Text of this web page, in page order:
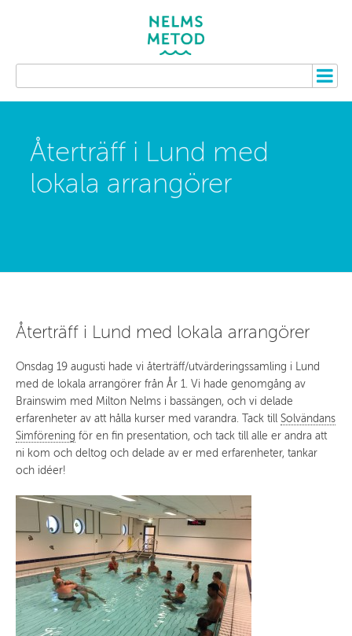
Återträff i Lund med
lokala arrangörer
Återträff i Lund med lokala arrangörer
Onsdag 19 augusti hade vi återträff/utvärderingssamling i Lund
med de lokala arrangörer från År 1. Vi hade genomgång av
Brainswim med Milton Nelms i bassängen, och vi delade
erfarenheter av att hålla kurser med varandra. Tack till Solvändans
Simförening för en fin presentation, och tack till alle er andra att
ni kom och deltog och delade av er med erfarenheter, tankar
och idéer!